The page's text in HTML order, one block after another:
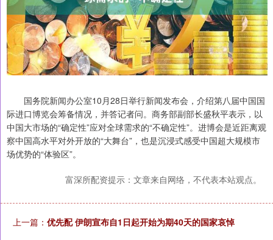
国务院新闻办公室10月28日举行新闻发布会，介绍第八届中国国
际进口博览会筹备情况，并答记者问。商务部副部长盛秋平表示，以
中国大市场的“确定性”应对全球需求的“不确定性”。进博会是近距离观
察中国高水平对外开放的“大舞台”，也是沉浸式感受中国超大规模市
场优势的“体验区”。
富深所配资提示：文章来自网络，不代表本站观点。
上一篇： 优先配 伊朗宣布自1日起开始为期40天的国家哀悼